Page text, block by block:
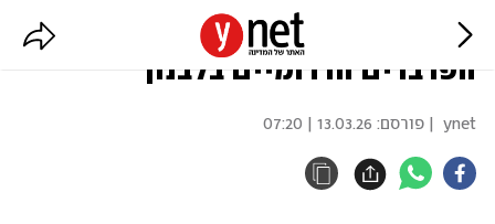
צה"ל פרסם אזהרת פינוי לתושבי
הפרברים הדרומיים בלבנון
ynet | פורסם: 13.03.26 | 07:20